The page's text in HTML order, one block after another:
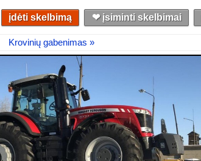
įdėti skelbimą ❤︎ įsiminti skelbimai
Krovinių gabenimas »